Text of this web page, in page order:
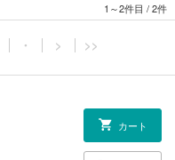
1～2件目 /2件
・ > >>
カート